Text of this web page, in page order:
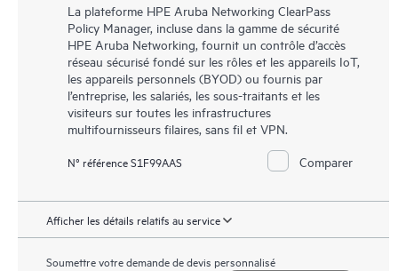
La plateforme HPE Aruba Networking ClearPass
Policy Manager, incluse dans la gamme de sécurité
HPE Aruba Networking, fournit un contrôle d’accès
réseau sécurisé fondé sur les rôles et les appareils IoT,
les appareils personnels (BYOD) ou fournis par
l’entreprise, les salariés, les sous-traitants et les
visiteurs sur toutes les infrastructures
multifournisseurs filaires, sans fil et VPN.
N° référence S1F99AAS Comparer
Afficher les détails relatifs au service
Soumettre votre demande de devis personnalisé